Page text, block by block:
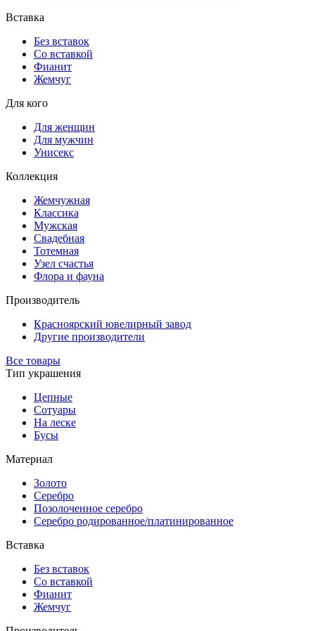
Вставка
Без вставок
Со вставкой
Фианит
Жемчуг
Для кого
Для женщин
Для мужчин
Унисекс
Коллекция
Жемчужная
Классика
Мужская
Свадебная
Тотемная
Узел счастья
Флора и фауна
Производитель
Красноярский ювелирный завод
Другие производители
Все товары
Тип украшения
Цепные
Сотуары
На леске
Бусы
Материал
Золото
Серебро
Позолоченное серебро
Серебро родированное/платинированное
Вставка
Без вставок
Со вставкой
Фианит
Жемчуг